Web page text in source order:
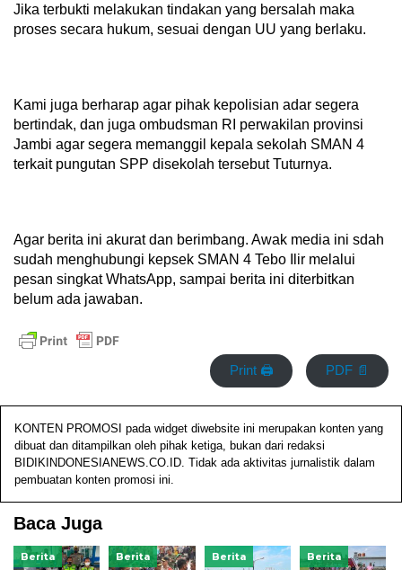
Jika terbukti melakukan tindakan yang bersalah maka
proses secara hukum, sesuai dengan UU yang berlaku.
Kami juga berharap agar pihak kepolisian adar segera
bertindak, dan juga ombudsman RI perwakilan provinsi
Jambi agar segera memanggil kepala sekolah SMAN 4
terkait pungutan SPP disekolah tersebut Tuturnya.
Agar berita ini akurat dan berimbang. Awak media ini sdah
sudah menghubungi kepsek SMAN 4 Tebo Ilir melalui
pesan singkat WhatsApp, sampai berita ini diterbitkan
belum ada jawaban.
Print 🖨 PDF 📄
KONTEN PROMOSI pada widget diwebsite ini merupakan konten yang
dibuat dan ditampilkan oleh pihak ketiga, bukan dari redaksi
BIDIKINDONESIANEWS.CO.ID. Tidak ada aktivitas jurnalistik dalam
pembuatan konten promosi ini.
Baca Juga
Berita Berita Berita Berita